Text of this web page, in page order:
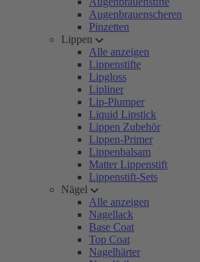
Augenbrauenscheren
Pinzetten
Lippen
Alle anzeigen
Lippenstifte
Lipgloss
Lipliner
Lip-Plumper
Liquid Lipstick
Lippen Zubehör
Lippen-Primer
Lippenbalsam
Matter Lippenstift
Lippenstift-Sets
Nägel
Alle anzeigen
Nagellack
Base Coat
Top Coat
Nagelhärter